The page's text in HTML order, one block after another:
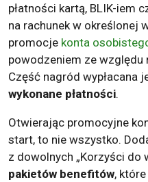
płatności kartą, BLIK-iem
na rachunek w określonej
promocje konta
powodzeniem ze względu
Część nagród wypłacana
wykonane płatności.
Otwierając promocyjne
start, to nie wszystko.
z dowolnych „Korzyści do
pakietów benefitów,